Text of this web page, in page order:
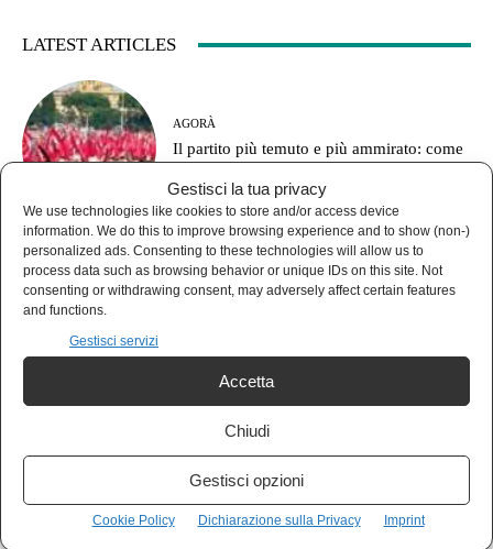
Gestisci la tua privacy
We use technologies like cookies to store and/or access device
information. We do this to improve browsing experience and to show (non-)
personalized ads. Consenting to these technologies will allow us to
process data such as browsing behavior or unique IDs on this site. Not
consenting or withdrawing consent, may adversely affect certain features
and functions.
Gestisci servizi
Accetta
Chiudi
Gestisci opzioni
Cookie Policy Dichiarazione sulla Privacy Imprint
LATEST ARTICLES
AGORÀ
Il partito più temuto e più ammirato: come
funzionava il Pci?
Il vero fronte non è contro la destra: è
contro il partito della guerra